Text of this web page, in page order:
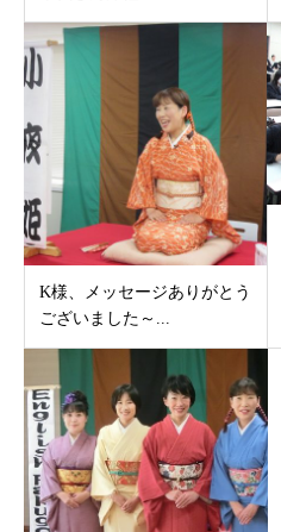
K様、メッセージありがとう
ございました～...